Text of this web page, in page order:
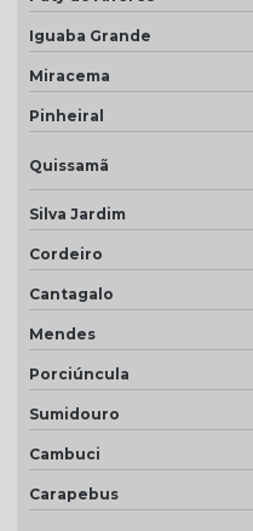
Telha dupla colonial
Telha dupla face esmaltada
Telha dupla portuguesa
Telha dupla preço
Telha dupla romana
Telha em monte carmelo
Telha esmaltado caramelo
Telha grafite
Telha grafite esmaltada
Telha hidrofugada
Telha hidrofugada preço
Iguaba Grande
Miracema
Pinheiral
Quissamã
Silva Jardim
Cordeiro
Cantagalo
Mendes
Porciúncula
Sumidouro
Cambuci
Carapebus